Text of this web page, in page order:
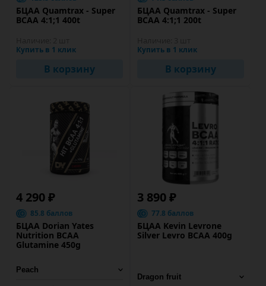
БЦАА Quamtrax - Super
BCAA 4:1;1 400t
Купить в 1 клик
В корзину
БЦАА Quamtrax - Super
BCAA 4:1;1 200t
Купить в 1 клик
В корзину
4 290 ₽
85.8 баллов
БЦАА Dorian Yates
Nutrition BCAA
Glutamine 450g
3 890 ₽
77.8 баллов
БЦАА Kevin Levrone
Silver Levro BCAA 400g